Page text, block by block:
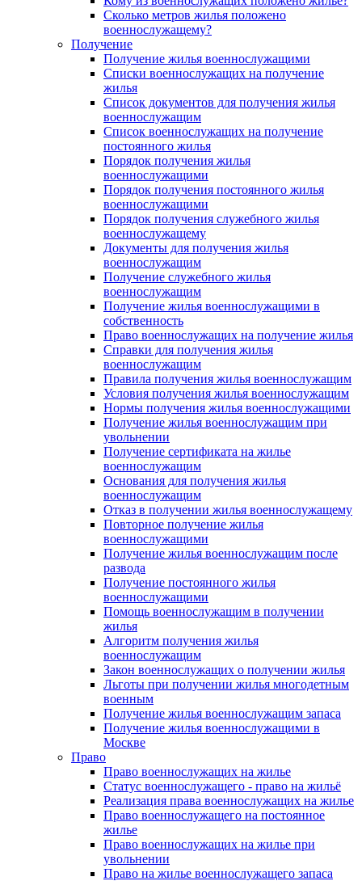
Сколько метров жилья положено
военнослужащему?
Получение
Получение жилья военнослужащими
Списки военнослужащих на получение
жилья
Список документов для получения жилья
военнослужащим
Список военнослужащих на получение
постоянного жилья
Порядок получения жилья
военнослужащими
Порядок получения постоянного жилья
военнослужащими
Порядок получения служебного жилья
военнослужащему
Документы для получения жилья
военнослужащим
Получение служебного жилья
военнослужащим
Получение жилья военнослужащими в
собственность
Право военнослужащих на получение жилья
Справки для получения жилья
военнослужащим
Правила получения жилья военнослужащим
Условия получения жилья военнослужащим
Нормы получения жилья военнослужащими
Получение жилья военнослужащим при
увольнении
Получение сертификата на жилье
военнослужащим
Основания для получения жилья
военнослужащим
Отказ в получении жилья военнослужащему
Повторное получение жилья
военнослужащими
Получение жилья военнослужащим после
развода
Получение постоянного жилья
военнослужащими
Помощь военнослужащим в получении
жилья
Алгоритм получения жилья
военнослужащим
Закон военнослужащих о получении жилья
Льготы при получении жилья многодетным
военным
Получение жилья военнослужащим запаса
Получение жилья военнослужащими в
Москве
Право
Право военнослужащих на жилье
Статус военнослужащего - право на жильё
Реализация права военнослужащих на жилье
Право военнослужащего на постоянное
жилье
Право военнослужащих на жилье при
увольнении
Право на жилье военнослужащего запаса